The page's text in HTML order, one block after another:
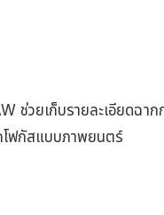
ช่วยเก็บรายละเอียดฉา
ฟกัสแบบภาพยนตร์